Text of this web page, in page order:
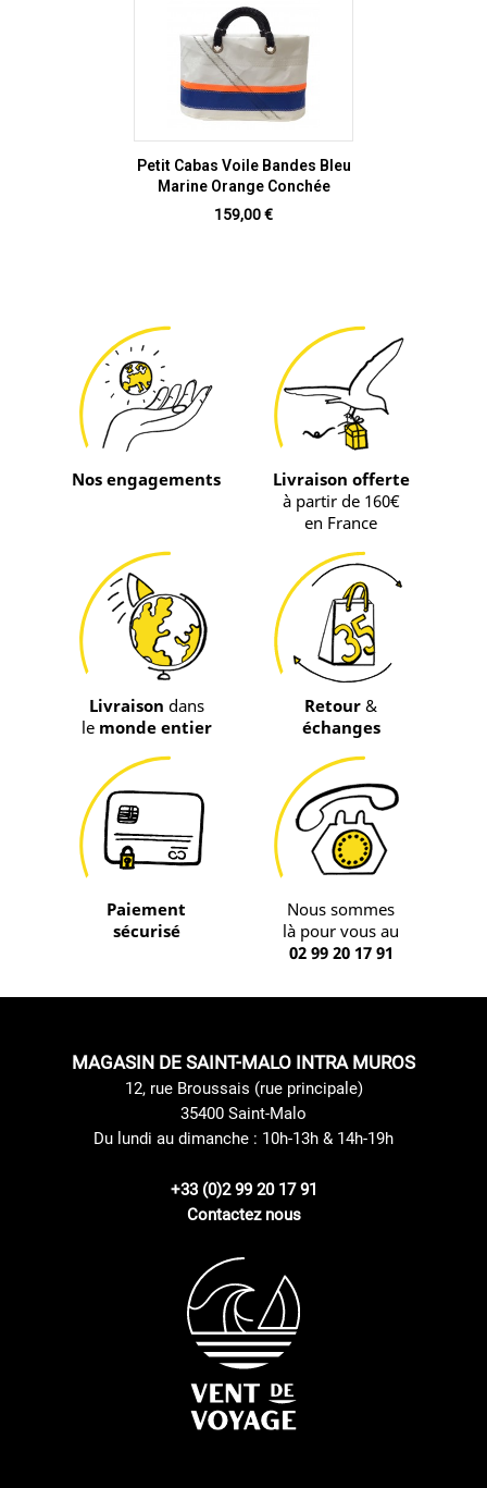
Petit Cabas Voile Bandes Bleu
Marine Orange Conchée
Prix
159,00 €
Nos engagements
Livraison offerte
à partir de 160€
en France
Livraison dans
lemonde entier
Retour &
échanges
Paiement
sécurisé
Nous sommes
là pour vous au
02 99 20 17 91
MAGASIN DE SAINT-MALO INTRA MUROS
12, rue Broussais (rue principale)
35400 Saint-Malo
Du lundi au dimanche : 10h-13h & 14h-19h
+33 (0)2 99 20 17 91
Contactez nous